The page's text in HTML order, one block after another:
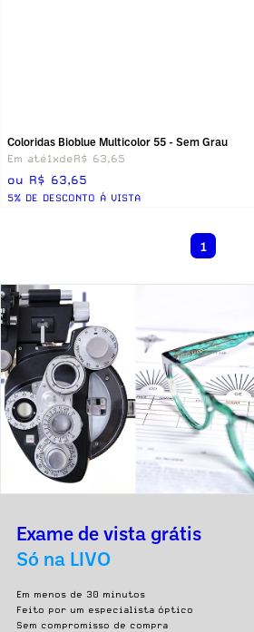
Coloridas Bioblue Multicolor 55 - Sem Grau
Em até1xdeR$ 63,65
ou R$ 63,65
5% DE DESCONTO Á VISTA
1
Exame de vista grátis
Só na LIVO
Em menos de 30 minutos
Feito por um especialista óptico
Sem compromisso de compra